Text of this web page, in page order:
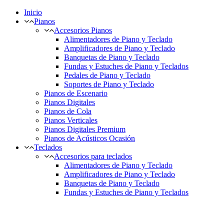
Inicio
Pianos
Accesorios Pianos
Alimentadores de Piano y Teclado
Amplificadores de Piano y Teclado
Banquetas de Piano y Teclado
Fundas y Estuches de Piano y Teclados
Pedales de Piano y Teclado
Soportes de Piano y Teclado
Pianos de Escenario
Pianos Digitales
Pianos de Cola
Pianos Verticales
Pianos Digitales Premium
Pianos de Acústicos Ocasión
Teclados
Accesorios para teclados
Alimentadores de Piano y Teclado
Amplificadores de Piano y Teclado
Banquetas de Piano y Teclado
Fundas y Estuches de Piano y Teclados